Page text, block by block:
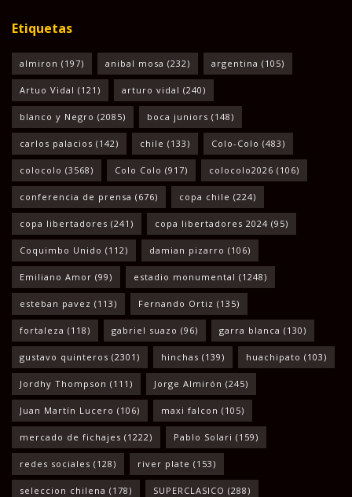
Etiquetas
almiron (197) anibal mosa (232) argentina (105)
Artuo Vidal (121) arturo vidal (240)
blanco y Negro (2085) boca juniors (148)
carlos palacios (142) chile (133) Colo-Colo (483)
colocolo (3568) Colo Colo (917) colocolo2026 (106)
conferencia de prensa (676) copa chile (224)
copa libertadores (241) copa libertadores 2024 (95)
Coquimbo Unido (112) damian pizarro (106)
Emiliano Amor (99) estadio monumental (1248)
esteban pavez (113) Fernando Ortiz (135)
fortaleza (118) gabriel suazo (96) garra blanca (130)
gustavo quinteros (2301) hinchas (139) huachipato (103)
Jordhy Thompson (111) Jorge Almirón (245)
Juan Martín Lucero (106) maxi falcon (105)
mercado de fichajes (1222) Pablo Solari (159)
redes sociales (128) river plate (153)
seleccion chilena (178) SUPERCLASICO (288)